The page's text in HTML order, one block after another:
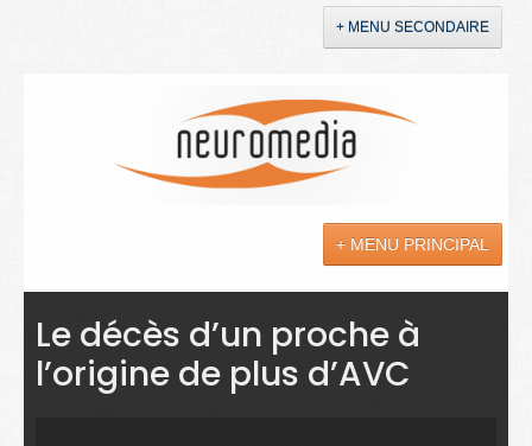
+ MENU SECONDAIRE
+ MENU PRINCIPAL
Actualités
Sciences
Le décès d’un proche à
l’origine de plus d’AVC